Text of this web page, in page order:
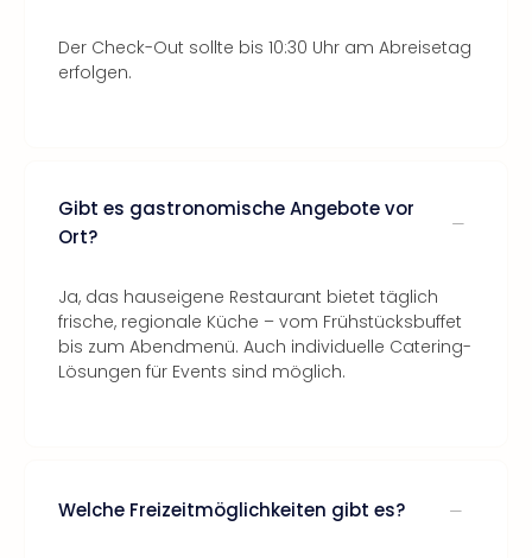
Der Check-Out sollte bis 10:30 Uhr am Abreisetag
erfolgen.
Gibt es gastronomische Angebote vor
Ort?
Ja, das hauseigene Restaurant bietet täglich
frische, regionale Küche – vom Frühstücksbuffet
bis zum Abendmenü. Auch individuelle Catering-
Lösungen für Events sind möglich.
Welche Freizeitmöglichkeiten gibt es?